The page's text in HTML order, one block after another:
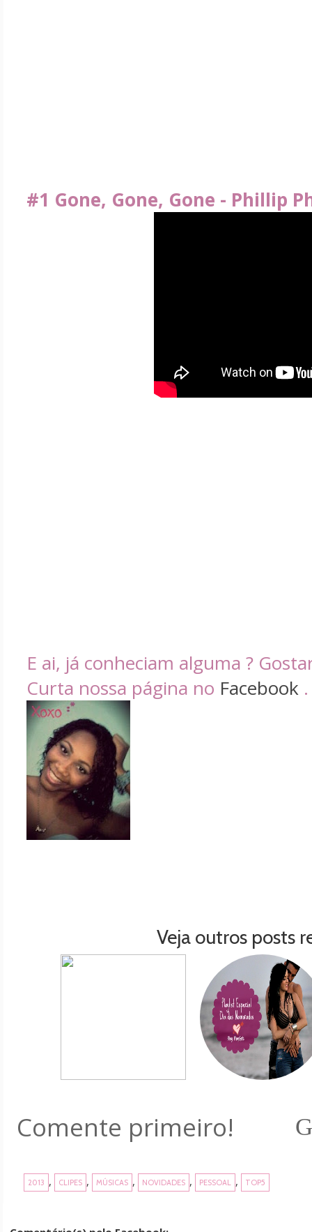
#1 Gone, Gone, Gone - Phillip
E ai, já conheciam alguma ?
Curta nossa página no Facebook .
Veja outros posts
Comente primeiro!
2013 , CLIPES , MÚSICAS , NOVIDADES , PESSOAL , TOP5